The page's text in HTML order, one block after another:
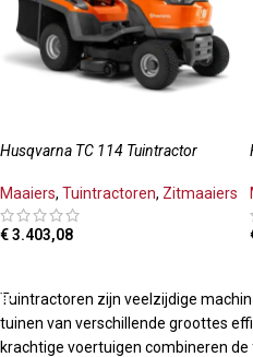
Husqvarna TC 114 Tuintractor
Maaiers, Tuintractoren, Zitmaaiers
€3.403,08
Tuintractoren zijn veelzijdige
tuinen van verschillende groottes
krachtige voertuigen combineren